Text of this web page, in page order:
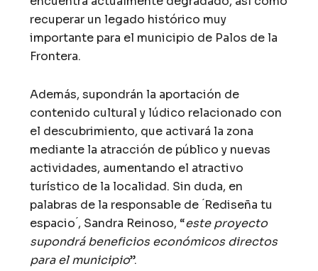
recuperar un legado histórico muy
importante para el municipio de Palos de la
Frontera.
Además, supondrán la aportación de
contenido cultural y lúdico relacionado con
el descubrimiento, que activará la zona
mediante la atracción de público y nuevas
actividades, aumentando el atractivo
turístico de la localidad. Sin duda, en
palabras de la responsable de ́Rediseña tu
espacio ́, Sandra Reinoso, “este proyecto
supondrá beneficios económicos directos
para el municipio”.